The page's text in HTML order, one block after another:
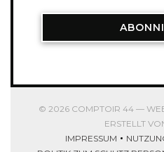
© 2026 COMPTOIR 44 —
ERSTELLT
IMPRESSUM
((ÖFFNET EIN